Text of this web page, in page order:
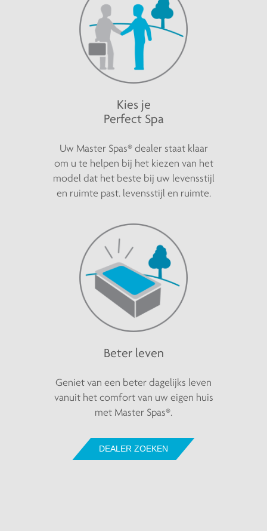
Kies je
Perfect Spa
Uw Master Spas® dealer staat klaar
om u te helpen bij het kiezen van het
model dat het beste bij uw levensstijl
en ruimte past. levensstijl en ruimte.
Beter leven
Geniet van een beter dagelijks leven
vanuit het comfort van uw eigen huis
met Master Spas®.
DEALER ZOEKEN